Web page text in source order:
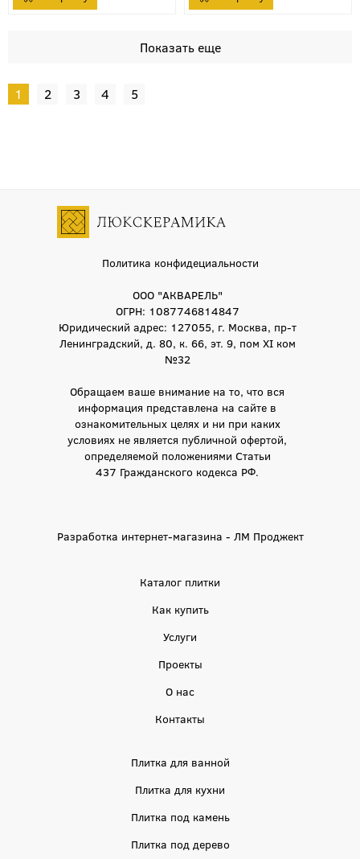
1 2 3 4 5
Политика конфидециальности
ООО "АКВАРЕЛЬ"
ОГРН: 1087746814847
Юридический адрес: 127055, г. Москва, пр-т
Ленинградский, д. 80, к. 66, эт. 9, пом XI ком
№32
Обращаем ваше внимание на то, что вся
информация представлена на сайте в
ознакомительных целях и ни при каких
условиях не является публичной офертой,
определяемой положениями Статьи
437 Гражданского кодекса РФ.
Разработка интернет-магазина - ЛМ Проджект
Каталог плитки
Как купить
Услуги
Проекты
О нас
Контакты
Плитка для ванной
Плитка для кухни
Плитка под камень
Плитка под дерево